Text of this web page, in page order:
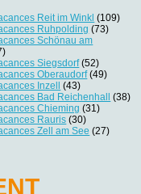
Reit im Winkl (109)
Ruhpolding (73)
Schönau am
Siegsdorf(52)
Oberaudorf(49)
Inzell (43)
Bad Reichenhall (38)
Chieming (31)
Rauris (30)
Zell am See (27)